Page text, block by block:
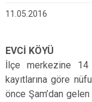
Boğazkale
İskilip
Kargı
Laçin
11.05.2016
EVCİ KÖYÜ
İlçe merkezine 14
kayıtlarına göre
önce Şam’dan